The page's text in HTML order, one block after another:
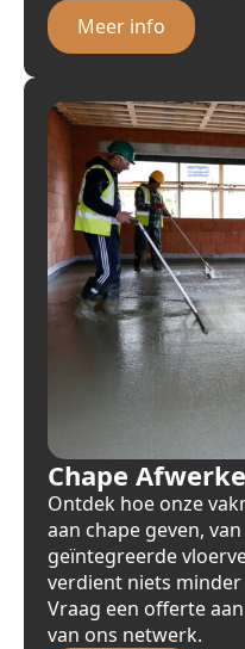
Meer info
Chape
Ontdek hoe onze
aan chape geven,
geïntegreerde
verdient niets
Vraag een offerte
van ons netwerk.